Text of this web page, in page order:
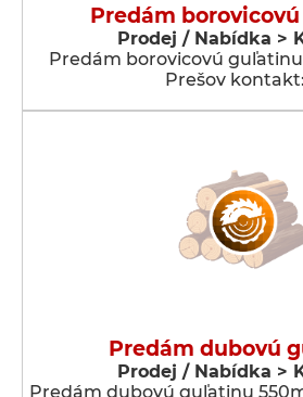
Predám
Prodej / Nabídka >
Predám borovicovú
Prešov
Predám dubovú
Prodej / Nabídka >
Predám dubovú guľatinu